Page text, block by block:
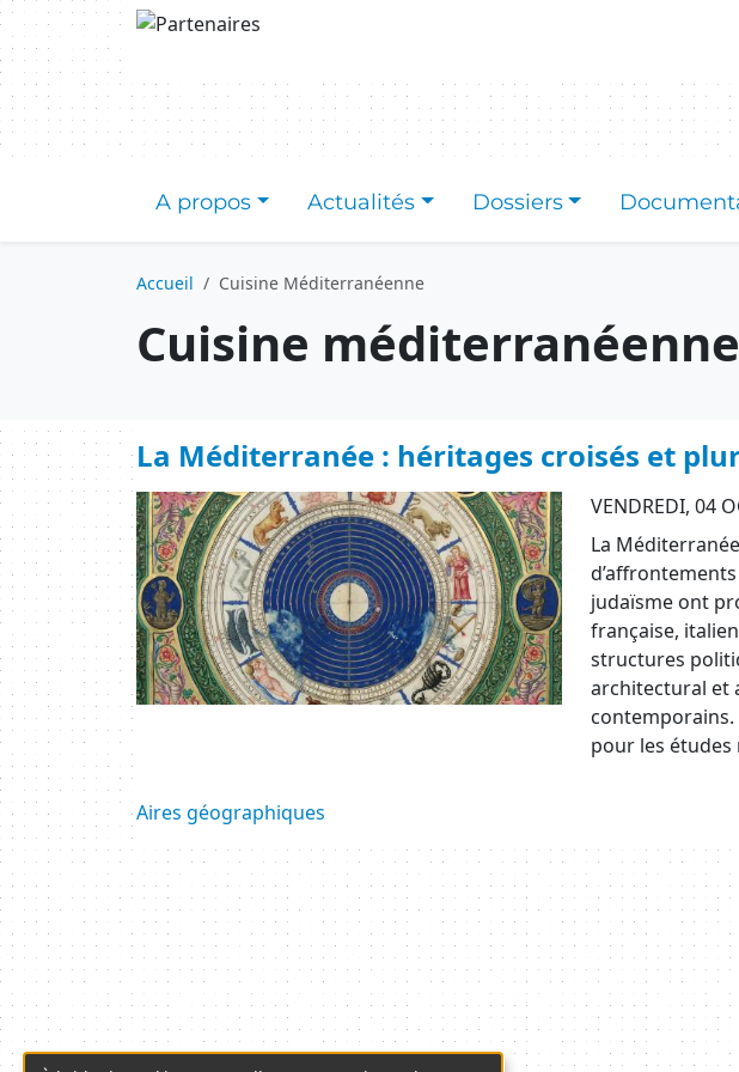
Aller au contenu principal
A propos Actualités Dossiers
Accueil Cuisine Méditerranéenne
Cuisine méditerranéenne
La Méditerranée : héritages croisés et
Image VENDREDI, 04
La
judaïsme ont
française,
structures
architectural et
contemporains.
pour les
Aires géographiques